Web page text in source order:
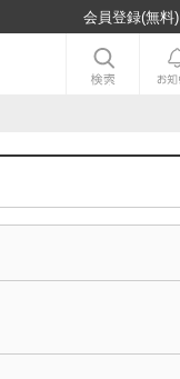
会員登録(無料)